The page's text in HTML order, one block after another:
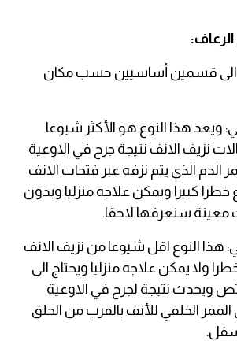
الرعاف:
الى قسمين أساسيين حسب مكان
ويعد هذا النوع هو الأكثر شيوعا
نزيف الانف نتيجة جرح في الاوعية
الدم الذي يتم نزفه عبر فتحات الانف
كبيرا ويمكن علاجه منزليا وبدون
سنعرفها لاحقا.
هذا النوع اقل شيوعا من نزيف الانف
ولا يمكن علاجه منزليا ويحتاج الى
ويحدث نتيجة لجرح في الاوعية
الممر الخلفي للأنف بالقرب من الحلق